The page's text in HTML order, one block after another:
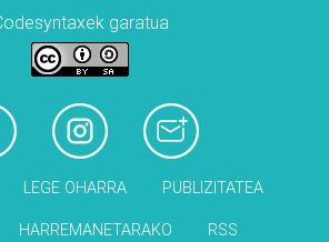
garatua
LEGE OHARRA PUBLIZITATEA
HARREMANETARAKO RSS